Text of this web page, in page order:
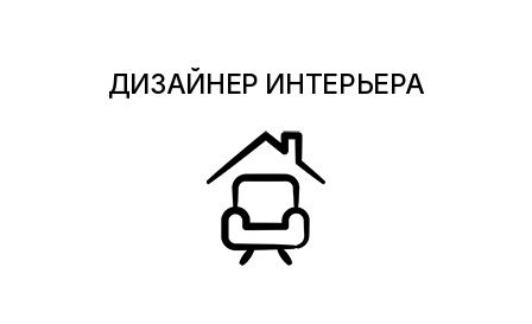
ДИЗАЙНЕР ИНТЕРЬЕРА